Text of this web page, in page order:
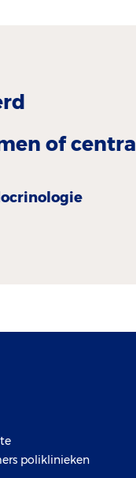
of centra
poliklinieken